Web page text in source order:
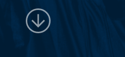
Scroll